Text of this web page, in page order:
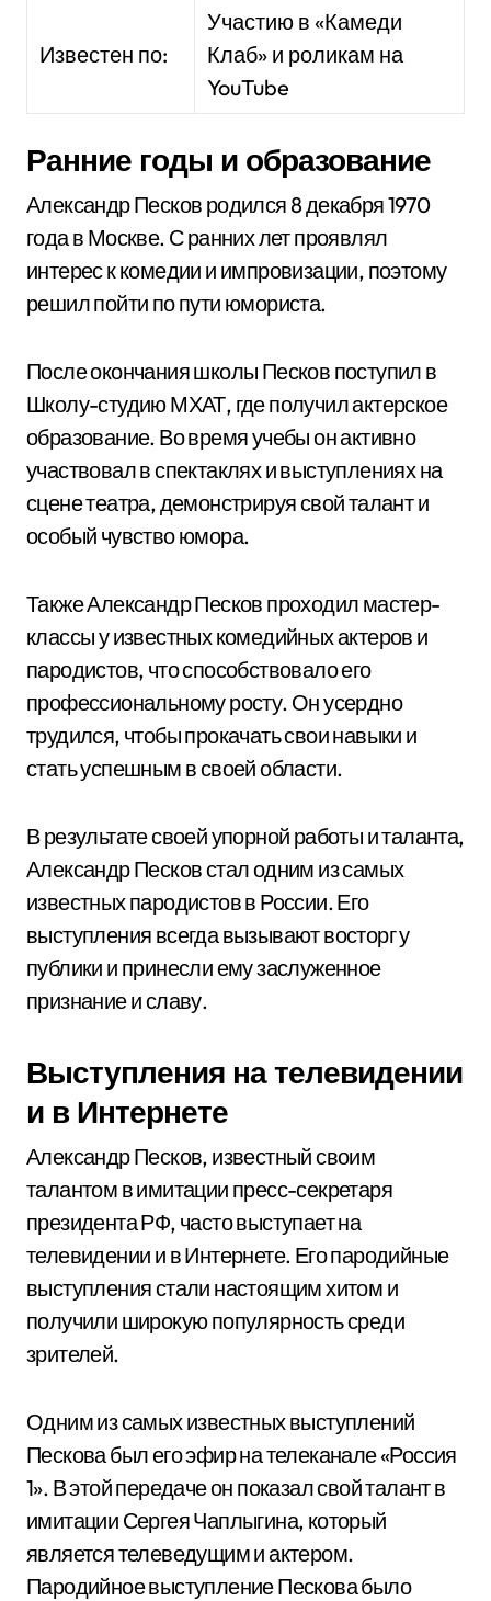
Известен по:
Участию в «Камеди
Клаб» и роликам на
YouTube
Ранние годы и образование
Александр Песков родился 8 декабря 1970
года в Москве. С ранних лет проявлял
интерес к комедии и импровизации, поэтому
решил пойти по пути юмориста.
После окончания школы Песков поступил в
Школу-студию МХАТ, где получил актерское
образование. Во время учебы он активно
участвовал в спектаклях и выступлениях на
сцене театра, демонстрируя свой талант и
особый чувство юмора.
Также Александр Песков проходил мастер-
классы у известных комедийных актеров и
пародистов, что способствовало его
профессиональному росту. Он усердно
трудился, чтобы прокачать свои навыки и
стать успешным в своей области.
В результате своей упорной работы и таланта,
Александр Песков стал одним из самых
известных пародистов в России. Его
выступления всегда вызывают восторг у
публики и принесли ему заслуженное
признание и славу.
Выступления на телевидении
и в Интернете
Александр Песков, известный своим
талантом в имитации пресс-секретаря
президента РФ, часто выступает на
телевидении и в Интернете. Его пародийные
выступления стали настоящим хитом и
получили широкую популярность среди
зрителей.
Одним из самых известных выступлений
Пескова был его эфир на телеканале «Россия
1». В этой передаче он показал свой талант в
имитации Сергея Чаплыгина, который
является телеведущим и актером.
Пародийное выступление Пескова было